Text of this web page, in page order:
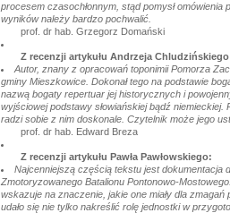
procesem czasochłonnym, stąd pomysł
wyników należy bardzo pochwalić.
prof. dr hab. Grzegorz Domański
Z recenzji artykułu Andrzeja
Autor, znany z opracowań toponimii Pomorza
gminy Mieszkowice. Dokonał tego na podstawie
nazwą bogaty repertuar jej historycznych i
wyjściowej podstawy słowiańskiej bądź
radzi sobie z nim doskonale. Czytelnik może jego
prof. dr hab. Edward Breza
Z recenzji artykułu Pawła Pawłowskiego:
Najcenniejszą częścią tekstu jest dokumentacja
Zmotoryzowanego Batalionu Pontonowo-
wskazuje na znaczenie, jakie one miały dla
udało się nie tylko nakreślić rolę jednostki w